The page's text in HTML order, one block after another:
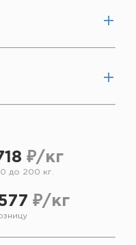
₽/кг
до 200 кг.
₽/кг